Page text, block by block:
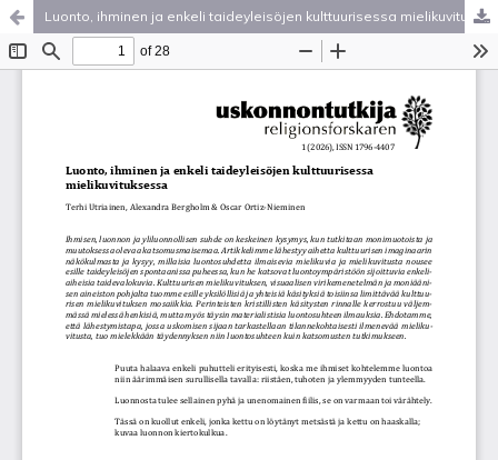
Luonto, ihminen ja enkeli taideyleisöjen kulttuurisessa mielikuvituksessa
Tieteellisten seurain valtuuskunta